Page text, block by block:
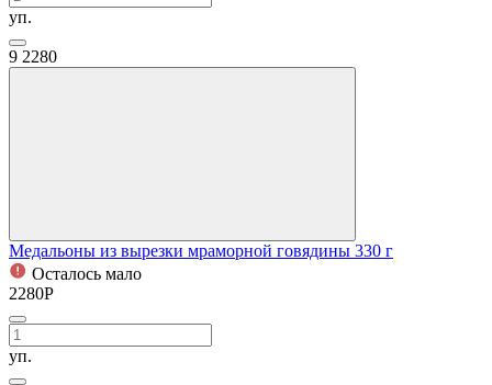
уп.
9 2280
Медальоны из вырезки мраморной говядины 330 г
Осталось мало
2280Р
уп.